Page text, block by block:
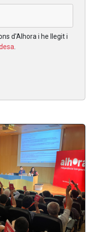
d'Alhora i he llegit i